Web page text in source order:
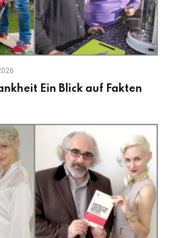
Ein Blick auf Fakten